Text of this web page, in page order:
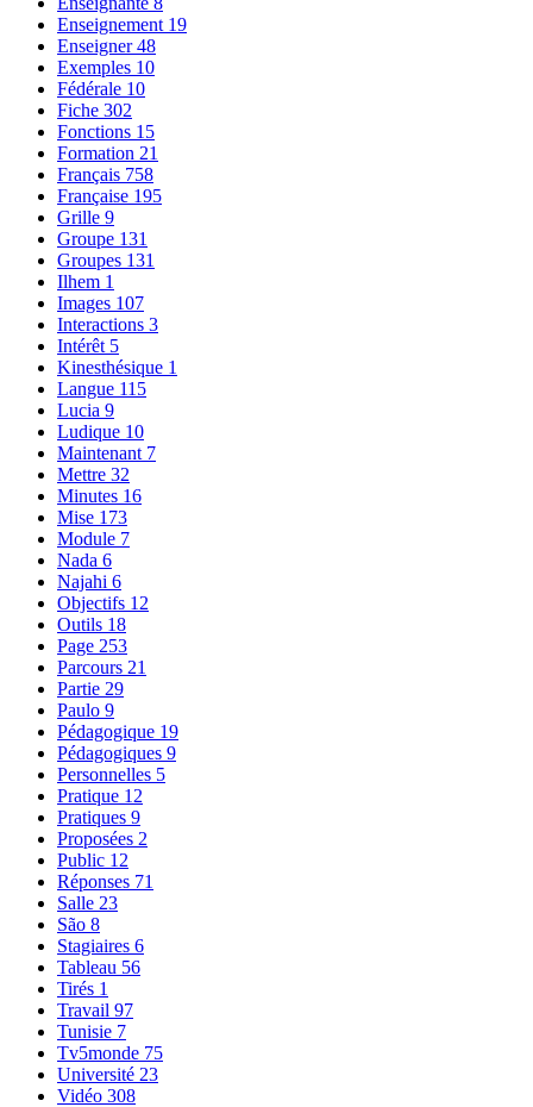
Enseignement 19
Enseigner48
Exemples 10
Fédérale 10
Fiche 302
Fonctions 15
Formation 21
Français 758
Française 195
Grille 9
Groupe 131
Groupes 131
Ilhem 1
Images 107
Interactions 3
Intérêt 5
Kinesthésique 1
Langue 115
Lucia 9
Ludique 10
Maintenant 7
Mettre 32
Minutes 16
Mise 173
Module 7
Nada 6
Najahi 6
Objectifs 12
Outils 18
Page 253
Parcours 21
Partie 29
Paulo 9
Pédagogique 19
Pédagogiques 9
Personnelles 5
Pratique 12
Pratiques 9
Proposées 2
Public 12
Réponses 71
Salle 23
São 8
Stagiaires 6
Tableau 56
Tirés 1
Travail 97
Tunisie 7
Tv5monde 75
Université 23
Vidéo 308